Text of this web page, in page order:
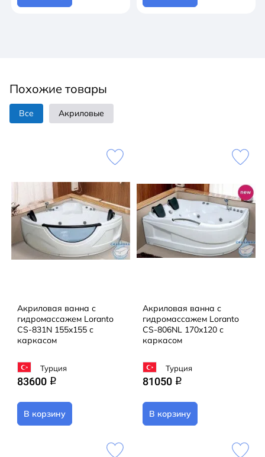
Похожие товары
Все Акриловые
Акриловая ванна с
гидромассажем Loranto
CS-831N 155x155 с
каркасом
Турция
83600 q
В корзину
Акриловая ванна с
гидромассажем Loranto
CS-806NL 170x120 с
каркасом
Турция
81050 q
В корзину